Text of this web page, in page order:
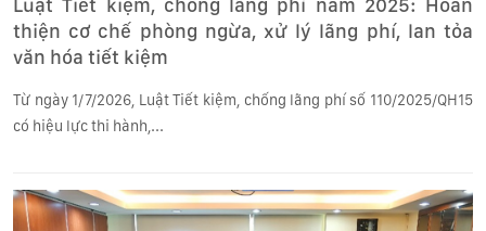
thiện cơ chế phòng ngừa, xử lý lãng phí, lan tỏa
văn hóa tiết kiệm
Từ ngày 1/7/2026, Luật Tiết kiệm, chống lãng phí số 110/2025/QH15
có hiệu lực thi hành,...